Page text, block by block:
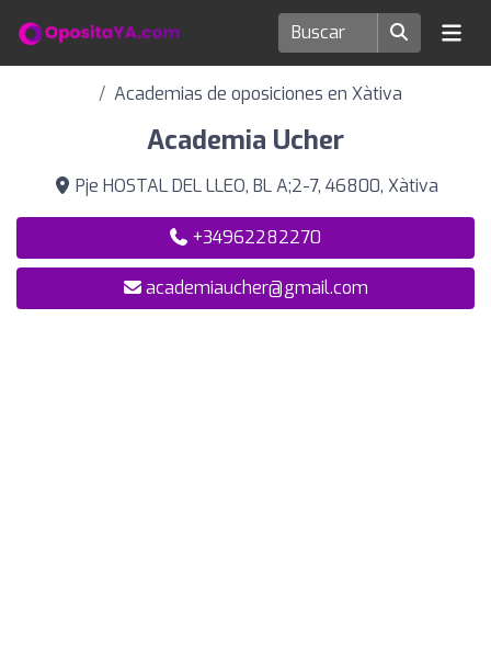
Academias de oposiciones en Xàtiva
Academia Ucher
Pje HOSTAL DEL LLEO, BL A;2-7, 46800, Xàtiva
+34962282270
academiaucher@gmail.com